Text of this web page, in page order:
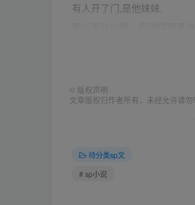
有人开了门,是他妹妹.
我说，没有。看到她满脸的
看到我，他比那丫更意外。
“哥哥，他是谁呀？”那丫用甜
我漂亮的，现在却升级成“
了。
© 版权声明
文章版权归作者所有，未经允许请勿
待分类sp文
# sp小说